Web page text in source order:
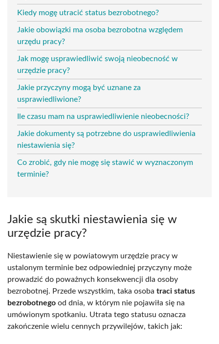
Kiedy mogę utracić status bezrobotnego?
Jakie obowiązki ma osoba bezrobotna względem
urzędu pracy?
Jak mogę usprawiedliwić swoją nieobecność w
urzędzie pracy?
Jakie przyczyny mogą być uznane za
usprawiedliwione?
Ile czasu mam na usprawiedliwienie nieobecności?
Jakie dokumenty są potrzebne do usprawiedliwienia
niestawienia się?
Co zrobić, gdy nie mogę się stawić w wyznaczonym
terminie?
Jakie są skutki niestawienia się w
urzędzie pracy?
Niestawienie się w powiatowym urzędzie pracy w
ustalonym terminie bez odpowiedniej przyczyny może
prowadzić do poważnych konsekwencji dla osoby
bezrobotnej. Przede wszystkim, taka osoba traci status
bezrobotnego od dnia, w którym nie pojawiła się na
umówionym spotkaniu. Utrata tego statusu oznacza
zakończenie wielu cennych przywilejów, takich jak: